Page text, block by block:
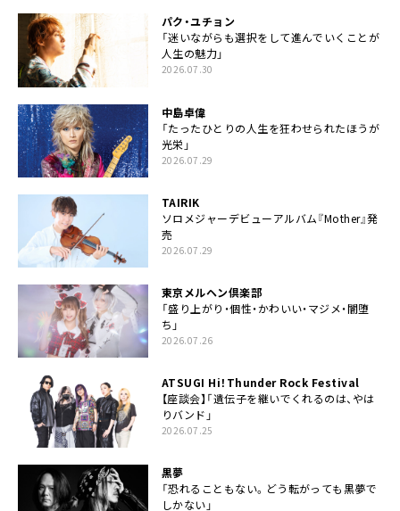
パク・ユチョン
「迷いながらも選択をして進んでいくことが
人生の魅力」
2026.07.30
中島卓偉
「たったひとりの人生を狂わせられたほうが
光栄」
2026.07.29
TAIRIK
ソロメジャーデビューアルバム『Mother』発
売
2026.07.29
東京メルヘン倶楽部
「盛り上がり・個性・かわいい・マジメ・闇堕
ち」
2026.07.26
ATSUGI Hi！Thunder Rock Festival
【座談会】「遺伝子を継いでくれるのは、やは
りバンド」
2026.07.25
黒夢
「恐れることもない。どう転がっても黒夢で
しかない」